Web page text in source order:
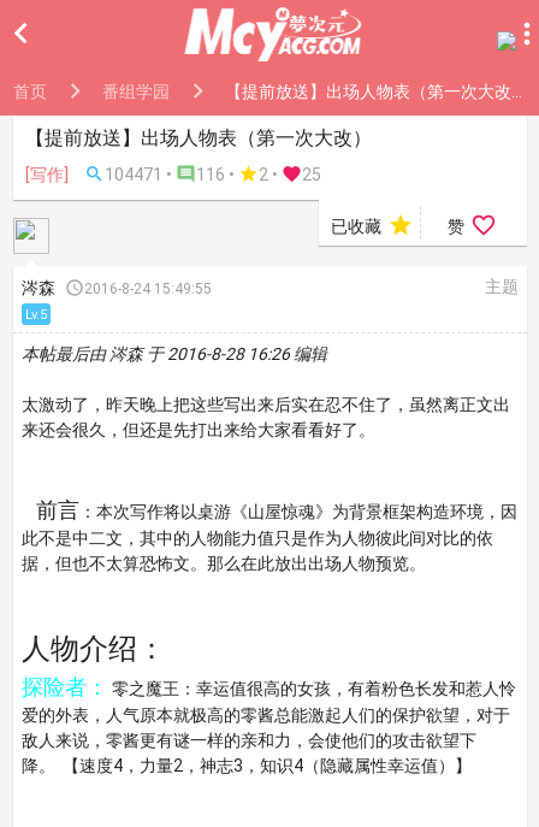

首页 番组学园 【提前放送】出场人物表（第一次大改）
【提前放送】出场人物表（第一次大改）
[写作]  104471 •  116 • 2• 25
已收藏  赞 
涔森 2016-8-24 15:49:55 主题
Lv.5
本帖最后由 涔森 于 2016-8-28 16:26 编辑
太激动了，昨天晚上把这些写出来后实在忍不住了，虽然离正文出
来还会很久，但还是先打出来给大家看看好了。
前言 ：本次写作将以桌游《山屋惊魂》为背景框架构造环境，因
此不是中二文，其中的人物能力值只是作为人物彼此间对比的依
据，但也不太算恐怖文。那么在此放出出场人物预览。
人物介绍：
探险者：
零之魔王：幸运值很高的女孩，有着粉色长发和惹人怜
爱的外表，人气原本就极高的零酱总能激起人们的保护欲望，对于
敌人来说，零酱更有谜一样的亲和力，会使他们的攻击欲望下
降。 【速度4，力量2，神志3，知识4（隐藏属性幸运值）】